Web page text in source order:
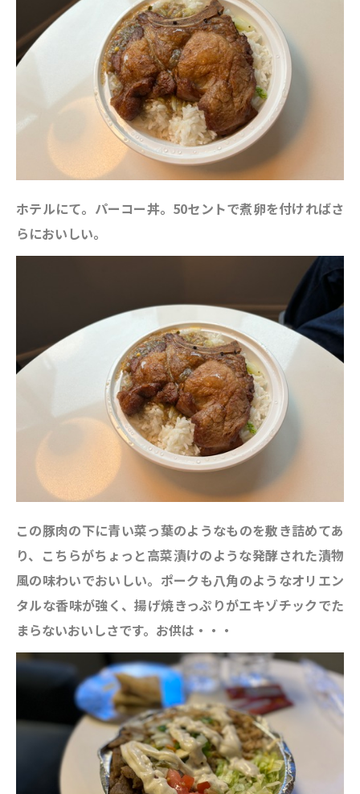
ホテルにて。パーコー丼。50セントで煮卵を付ければさ
らにおいしい。
この豚肉の下に青い菜っ葉のようなものを敷き詰めてあ
り、こちらがちょっと高菜漬けのような発酵された漬物
風の味わいでおいしい。ポークも八角のようなオリエン
タルな香味が強く、揚げ焼きっぷりがエキゾチックでた
まらないおいしさです。お供は・・・